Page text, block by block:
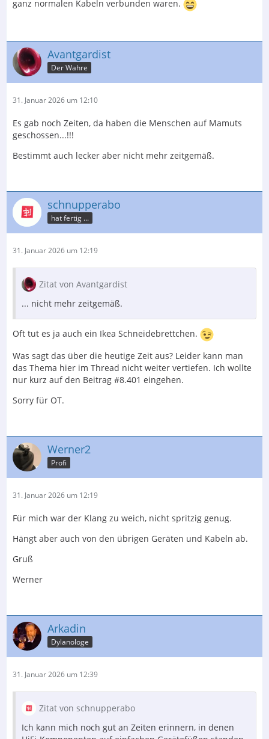
ganz normalen Kabeln verbunden waren.
Avantgardist
Der Wahre
31. Januar 2026 um 12:10
Es gab noch Zeiten, da haben die Menschen auf Mamuts
geschossen...!!!
Bestimmt auch lecker aber nicht mehr zeitgemäß.
schnupperabo
hat fertig ...
31. Januar 2026 um 12:19
Zitat von Avantgardist
... nicht mehr zeitgemäß.
Oft tut es ja auch ein Ikea Schneidebrettchen.
Was sagt das über die heutige Zeit aus? Leider kann man
das Thema hier im Thread nicht weiter vertiefen. Ich wollte
nur kurz auf den Beitrag #8.401 eingehen.
Sorry für OT.
Werner2
Profi
31. Januar 2026 um 12:19
Für mich war der Klang zu weich, nicht spritzig genug.
Hängt aber auch von den übrigen Geräten und Kabeln ab.
Gruß
Werner
Arkadin
Dylanologe
31. Januar 2026 um 12:39
Zitat von schnupperabo
Ich kann mich noch gut an Zeiten erinnern, in denen